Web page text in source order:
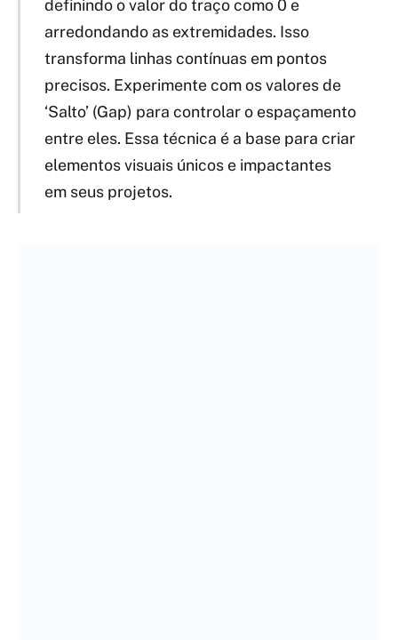
definindo o valor do traço como 0 e
arredondando as extremidades. Isso
transforma linhas contínuas em pontos
precisos. Experimente com os valores de
‘Salto’ (Gap) para controlar o espaçamento
entre eles. Essa técnica é a base para criar
elementos visuais únicos e impactantes
em seus projetos.